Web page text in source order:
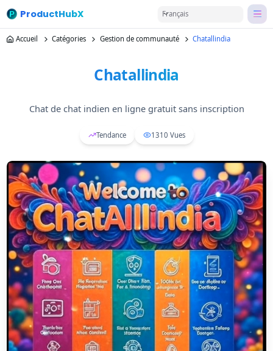
ProductHubX Français
Accueil Catégories Gestion de communauté Chatallindia
Chatallindia
Chat de chat indien en ligne gratuit sans inscription
Tendance 1310 Vues